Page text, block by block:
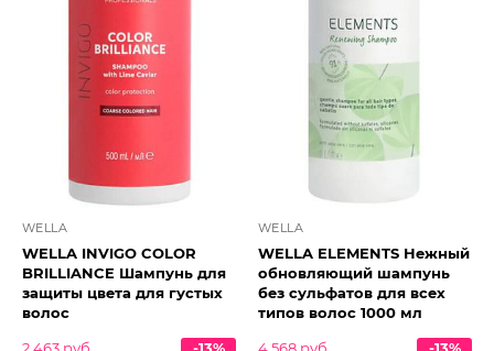
WELLA
WELLA INVIGO COLOR
BRILLIANCE Шампунь для
защиты цвета для густых
волос
WELLA
WELLA ELEMENTS Нежный
обновляющий шампунь
без сульфатов для всех
типов волос 1000 мл